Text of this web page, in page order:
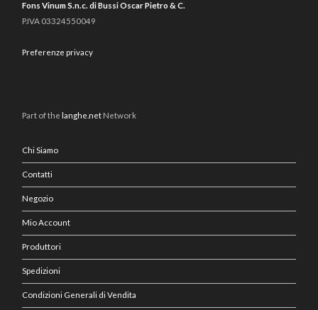
Fons Vinum S.n.c. di Bussi Oscar Pietro & C.
P.IVA 03324550049
Preferenze privacy
Part of thelanghe.net Network
Chi Siamo
Contatti
Negozio
Mio Account
Produttori
Spedizioni
Condizioni Generali di Vendita